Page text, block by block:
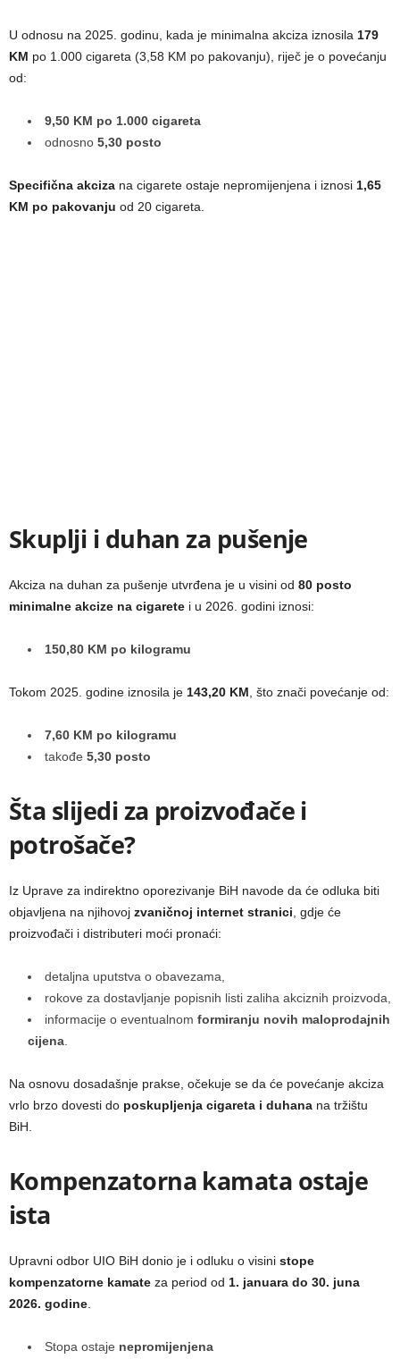
U odnosu na 2025. godinu, kada je minimalna akciza iznosila 179
KM po 1.000 cigareta (3,58 KM po pakovanju), riječ je o povećanju
od:
9,50 KM po 1.000 cigareta
odnosno 5,30 posto
Specifična akciza na cigarete ostaje nepromijenjena i iznosi 1,65
KM po pakovanju od 20 cigareta.
Skuplji i duhan za pušenje
Akciza na duhan za pušenje utvrđena je u visini od 80 posto
minimalne akcize na cigarete i u 2026. godini iznosi:
150,80 KM po kilogramu
Tokom 2025. godine iznosila je 143,20 KM , što znači povećanje od:
7,60 KM po kilogramu
takođe 5,30 posto
Šta slijedi za proizvođače i
potrošače?
Iz Uprave za indirektno oporezivanje BiH navode da će odluka biti
objavljena na njihovoj zvaničnoj internet stranici , gdje će
proizvođači i distributeri moći pronaći:
detaljna uputstva o obavezama,
rokove za dostavljanje popisnih listi zaliha akciznih proizvoda,
informacije o eventualnom formiranju novih maloprodajnih
cijena
Na osnovu dosadašnje prakse, očekuje se da će povećanje akciza
vrlo brzo dovesti do poskupljenja cigareta i duhana na tržištu
BiH.
Kompenzatorna kamata ostaje
ista
Upravni odbor UIO BiH donio je i odluku o visini stope
kompenzatorne kamate za period od 1. januara do 30. juna
2026. godine
Stopa ostaje nepromijenjena